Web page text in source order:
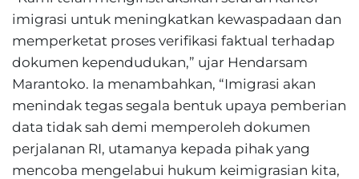
imigrasi untuk meningkatkan kewaspadaan dan
memperketat proses verifikasi faktual terhadap
dokumen kependudukan,” ujar Hendarsam
Marantoko. Ia menambahkan, “Imigrasi akan
menindak tegas segala bentuk upaya pemberian
data tidak sah demi memperoleh dokumen
perjalanan RI, utamanya kepada pihak yang
mencoba mengelabui hukum keimigrasian kita,